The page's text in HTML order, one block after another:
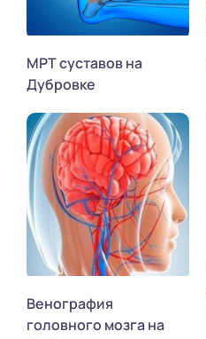
МРТ суставов на
Дубровке
Венография
головного мозга на